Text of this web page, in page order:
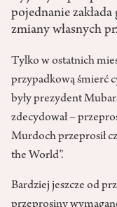
pojednanie
zmiany własnych
Tylko w ostatnich
przypadkową śmierć
były prezydent
zdecydował –
Murdoch przeprosił
the World”.
Bardziej jeszcze od